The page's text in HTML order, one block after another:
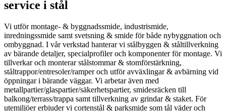
service i stål
Vi utför montage- & byggnadssmide, industrismide,
inredningssmide samt svetsning & smide för både nybyggnation och
ombyggnad. I vår verkstad hanterar vi stålbyggen & ståltillverkning
av bärande detaljer, specialprofiler och komponenter för montage. Vi
tillverkar och monterar stålstommar & stomförstärkning,
ståltrappor/entresoler/ramper och utför avväxlingar & avbärning vid
öppningar i bärande väggar. Vi arbetar även med
metallpartier/glaspartier/säkerhetspartier, smidesräcken till
balkong/terrass/trappa samt tillverkning av grindar & staket. För
utemiljöer erbjuder vi cortenstål & parksmide som tål väder och